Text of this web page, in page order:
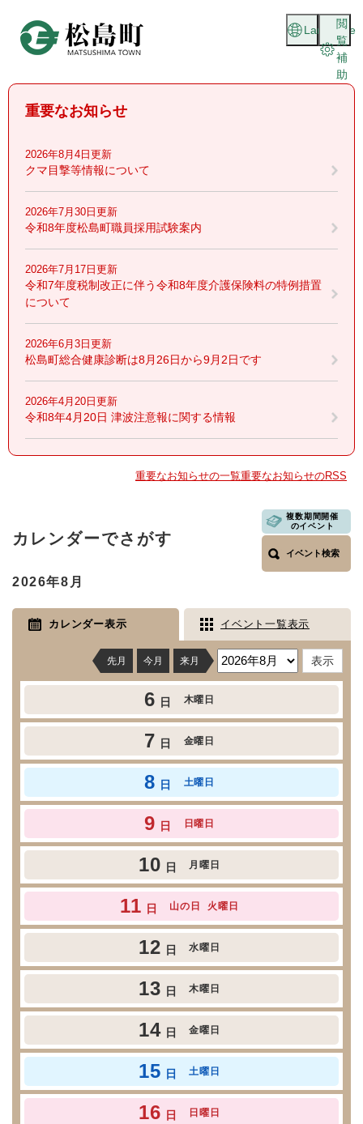
頭
閲
覧
補
助
Language
重要なお知らせ
2026年8月4日更新
クマ目撃等情報について
2026年7月30日更新
令和8年度松島町職員採用試験案内
2026年7月17日更新
令和7年度税制改正に伴う令和8年度介護保険料の特例措置
について
2026年6月3日更新
松島町総合健康診断は8月26日から9月2日です
2026年4月20日更新
令和8年4月20日 津波注意報に関する情報
重要なお知らせの一覧重要なお知らせのRSS
文
カレンダーでさがす
複数期間開催
のイベント
イベント検索
2026年8月
カレンダー表示 イベント一覧表示
先月 今月 来月
6 日 木曜日
7 日 金曜日
8 日 土曜日
9 日 日曜日
10 日 月曜日
11 日 山の日 火曜日
12 日 水曜日
13 日 木曜日
14 日 金曜日
15 日 土曜日
16 日 日曜日